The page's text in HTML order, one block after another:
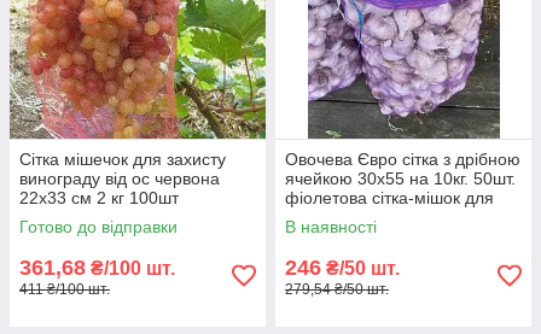
Сітка мішечок для захисту
винограду від ос червона
22х33 см 2 кг 100шт
Готово до відправки
361,68 ₴/100 шт.
411 ₴/100 шт.
Овочева Євро сітка з дрібною
ячейкою 30х55 на 10кг. 50шт.
фіолетова сітка-мішок для
овочів.
В наявності
246 ₴/50 шт.
279,54 ₴/50 шт.